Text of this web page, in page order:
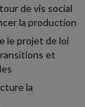
de vis social
la production
le projet de loi
et
la